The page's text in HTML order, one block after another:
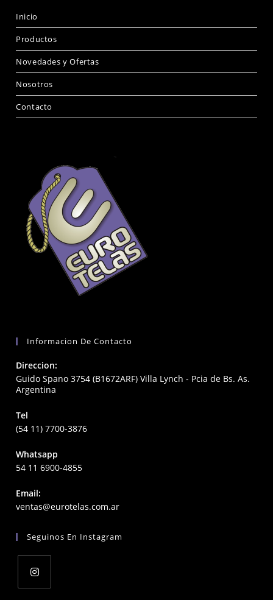
Inicio
Productos
Novedades y Ofertas
Nosotros
Contacto
Informacion De Contacto
Direccion:
Guido Spano 3754 (B1672ARF) Villa Lynch - Pcia de Bs. As.
Argentina
Tel
(54 11) 7700-3876
Whatsapp
54 11 6900-4855
Email:
ventas@eurotelas.com.arOpens
application
Seguinos En Instagram